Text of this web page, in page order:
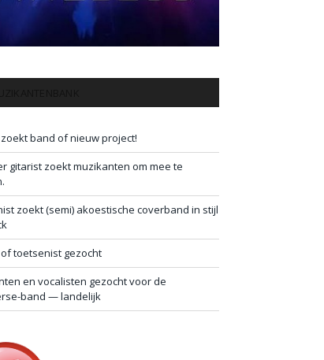
band of nieuw project!
gitarist zoekt muzikanten om mee te
zoekt (semi) akoestische coverband in stijl
toetsenist gezocht
en vocalisten gezocht voor de
band — landelijk